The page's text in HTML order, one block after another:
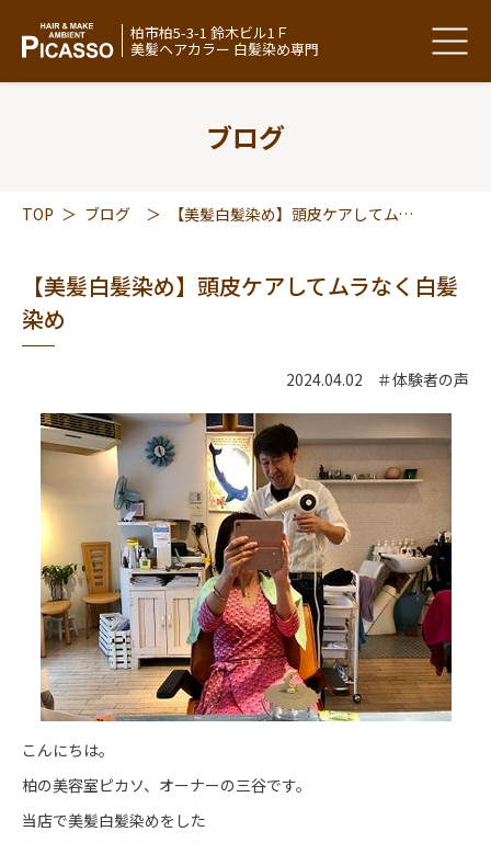
柏市柏5-3-1 鈴木ビル1Ｆ
美髪ヘアカラー 白髪染め専門
ブログ
TOP ＞ ブログ ＞ 【美髪白髪染め】頭皮ケアしてムラなく白髪染め
【美髪白髪染め】頭皮ケアしてムラなく白髪
染め
2024.04.02 ＃体験者の声
こんにちは。
柏の美容室ピカソ、オーナーの三谷です。
当店で美髪白髪染めをした